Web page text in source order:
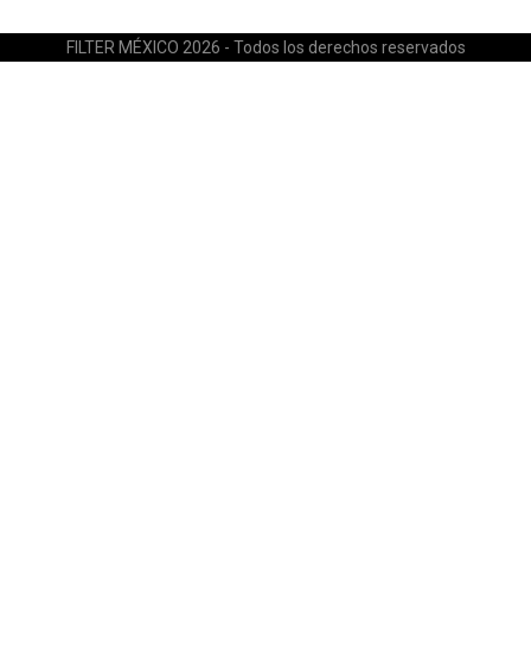
FILTER MÉXICO 2026 - Todos los derechos reservados